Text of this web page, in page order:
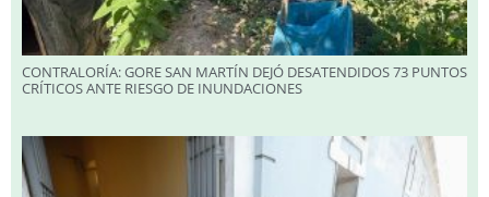
CONTRALORÍA: GORE SAN MARTÍN DEJÓ DESATENDIDOS 73 PUNTOS
CRÍTICOS ANTE RIESGO DE INUNDACIONES